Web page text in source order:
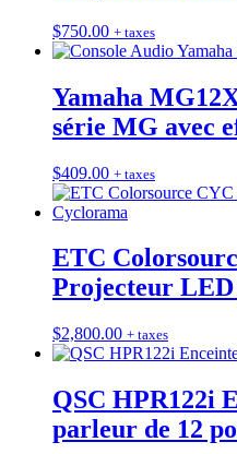
$750.00 + taxes
Yamaha
série MG avec
$409.00 + taxes
ETC
Projecteur
$2,800.00 + taxes
QSC HPR122i
parleur de 12